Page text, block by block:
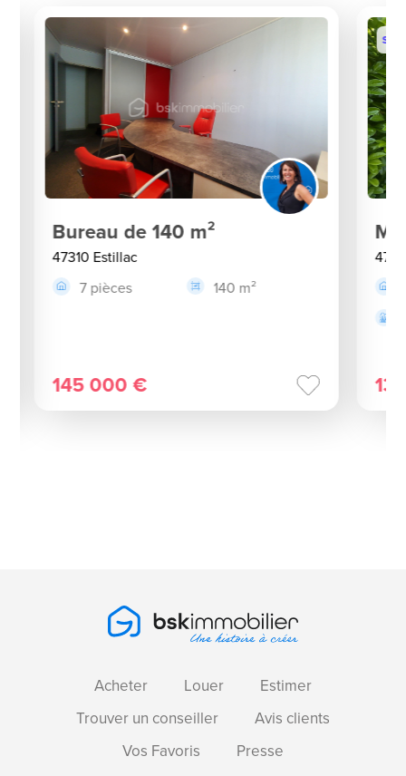
Bureau de 140 m²
47310 Estillac
7 pièces
140 m²
145 000 €
Acheter Louer
Estimer
Trouver un conseiller
Avis clients
Vos Favoris
Presse